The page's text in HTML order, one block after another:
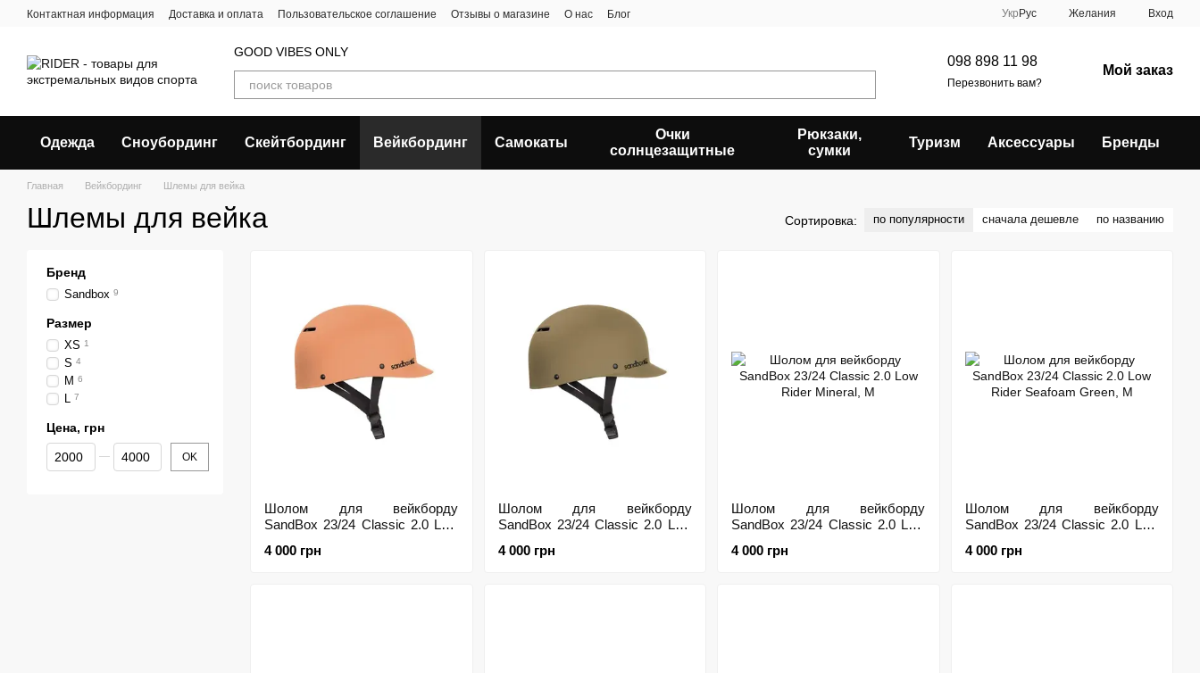
Перейти к основному контенту
Контактная информация Доставка и оплата Пользовательское соглашение Отзывы о магазине О нас Блог Укр Рус Желания Вход
GOOD VIBES ONLY
098 898 11 98
Перезвонить вам?
Мой заказ
Одежда Сноубординг Скейтбординг Вейкбординг Самокаты
Очки
солнцезащитные
Рюкзаки,
сумки
Туризм Аксессуары Бренды
Главная Вейкбординг Шлемы для вейка
Шлемы для вейка Сортировка: по популярности сначала дешевле по названию
Шолом для вейкборду
SandBox 23/24 Classic 2.0 Low
4 000 грн
Шолом для вейкборду
SandBox 23/24 Classic 2.0 Low
4 000 грн
Шолом для вейкборду
SandBox 23/24 Classic 2.0 Low
4 000 грн
Шолом для вейкборду
SandBox 23/24 Classic 2.0 Low
4 000 грн
Бренд
Sandbox 9
Размер
XS 1
S 4
M 6
L 7
Цена, грн
От Цена, грн
До Цена, грн OK